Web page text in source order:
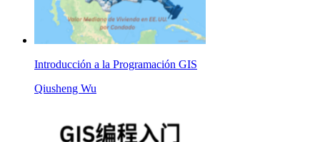
Introducción a la Programación GIS
Qiusheng Wu